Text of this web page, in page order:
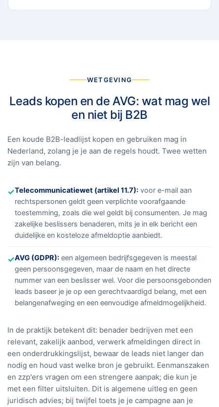
WETGEVING
Leads kopen en de AVG: wat mag wel
en niet bij B2B
Een koude B2B-leadlijst kopen en gebruiken mag in
Nederland, zolang je je aan de regels houdt. Twee wetten
zijn van belang.
✓Telecommunicatiewet (artikel 11.7): voor e-mail aan
rechtspersonen geldt geen verplichte voorafgaande
toestemming, zoals die wel geldt bij consumenten. Je mag
zakelijke beslissers benaderen, mits je in elk bericht een
duidelijke en kosteloze afmeldoptie aanbiedt.
✓AVG (GDPR): een algemeen bedrijfsgegeven is meestal
geen persoonsgegeven, maar de naam en het directe
nummer van een beslisser wel. Voor die persoonsgebonden
leads baseer je je op een gerechtvaardigd belang, met een
belangenafweging en een eenvoudige afmeldmogelijkheid.
In de praktijk betekent dit: benader bedrijven met een
relevant, zakelijk aanbod, verwerk afmeldingen direct in
een onderdrukkingslijst, bewaar de leads niet langer dan
nodig en houd vast welke bron je gebruikt. Eenmanszaken
en zzp'ers vragen om een strengere aanpak; die kun je
met een filter uitsluiten. Dit is algemene uitleg en geen
juridisch advies; bij twijfel toets je je campagne aan je